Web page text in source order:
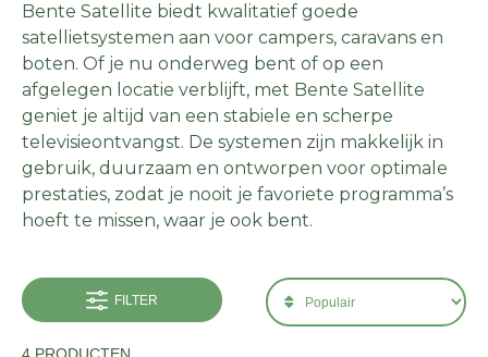
Bente Satellite biedt kwalitatief goede
satellietsystemen aan voor campers, caravans en
boten. Of je nu onderweg bent of op een
afgelegen locatie verblijft, met Bente Satellite
geniet je altijd van een stabiele en scherpe
televisieontvangst. De systemen zijn makkelijk in
gebruik, duurzaam en ontworpen voor optimale
prestaties, zodat je nooit je favoriete programma’s
hoeft te missen, waar je ook bent.
FILTER